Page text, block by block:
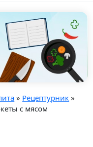
» Рецептурник »
с мясом